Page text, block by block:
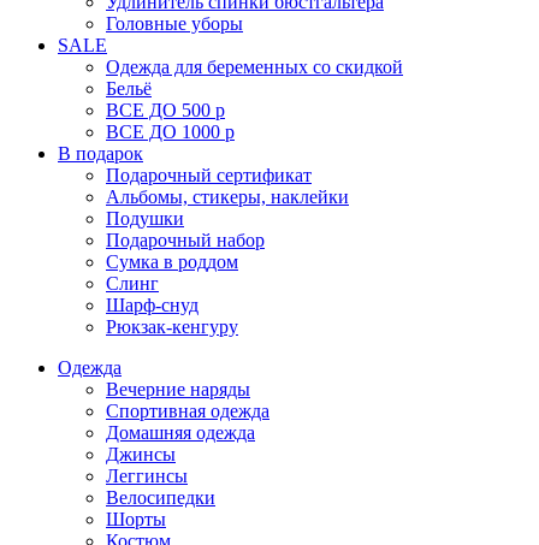
Головные уборы
SALE
Одежда для беременных со скидкой
Бельё
ВСЕ ДО 500 р
ВСЕ ДО 1000 р
В подарок
Подарочный сертификат
Альбомы, стикеры, наклейки
Подушки
Подарочный набор
Сумка в роддом
Слинг
Шарф-снуд
Рюкзак-кенгуру
Одежда
Вечерние наряды
Спортивная одежда
Домашняя одежда
Джинсы
Леггинсы
Велосипедки
Шорты
Костюм